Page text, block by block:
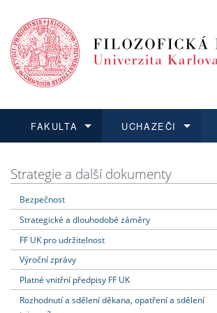
FAKULTA
Dozvědět se více
UCHAZEČI
Podat přihlášku
Dozvědět se více
Dozvědět se více
Dozvědět se více
Strategie a další dokumenty
Bezpečnost
Strategické a dlouhodobé záměry
FF UK pro udržitelnost
Výroční zprávy
Platné vnitřní předpisy FF UK
Rozhodnutí a sdělení děkana, opatření a sdělení